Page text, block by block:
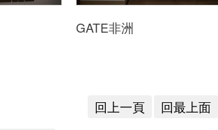
GATE非洲
回上一頁
回最上面